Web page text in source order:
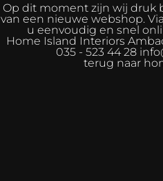
Op dit moment zijn wij druk
van een nieuwe webshop.
u eenvoudig en snel
Home Island Interiors
035 - 523 44 28
terug naar